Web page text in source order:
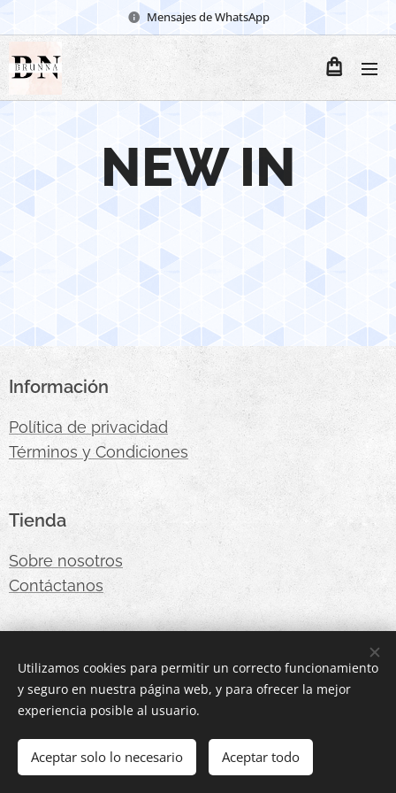
Mensajes de WhatsApp
NEW IN
Información
Política de privacidad
Términos y Condiciones
Tienda
Sobre nosotros
Contáctanos
Instagram: Brunna.ropa
Cookies
Utilizamos cookies para permitir un correcto funcionamiento
y seguro en nuestra página web, y para ofrecer la mejor
experiencia posible al usuario.
Aceptar solo lo necesario Aceptar todo